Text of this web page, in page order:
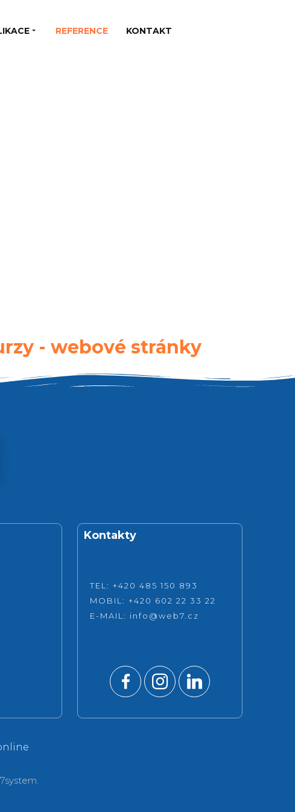
REFERENCE KONTAKT
- webové stránky
Kontakty
TEL: +420 485 150 893
MOBIL: +420 602 22 33 22
E-MAIL: info@web7.cz